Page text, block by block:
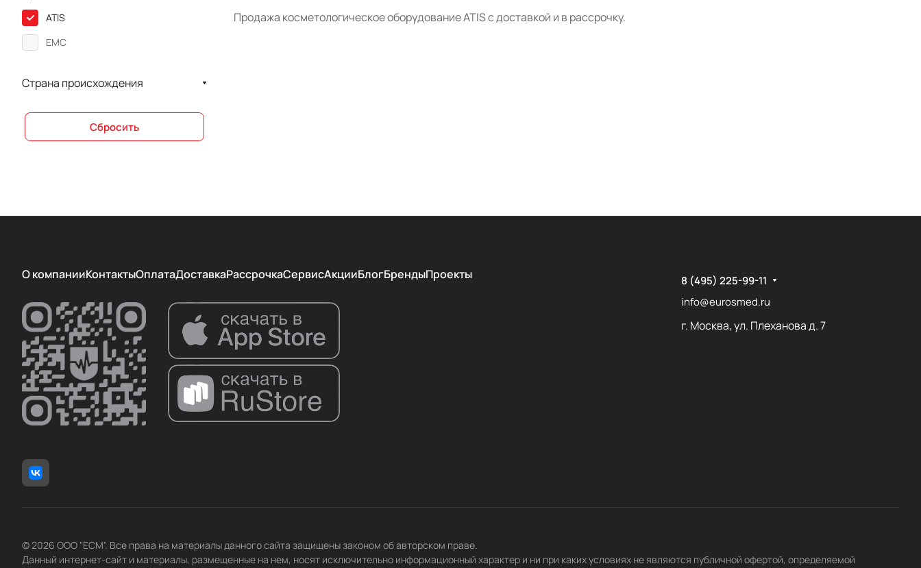
Продажа косметологическое оборудование ATIS с доставкой и в рассрочку.
ATIS
ЕМС
Страна происхождения
Сбросить
О компанииКонтактыОплатаДоставкаРассрочкаСервисАкцииБлогБрендыПроекты
8 (495) 225-99-11
info@eurosmed.ru
г. Москва, ул. Плеханова д. 7
© 2026 ООО "ЕСМ". Все права на материалы данного сайта защищены законом об авторском праве.
Данный интернет-сайт и материалы, размещенные на нем, носят исключительно информационный характер и ни при каких условиях не являются публичной офертой, определяемой